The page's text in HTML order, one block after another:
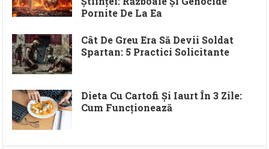
Pornite De La Ea
Cât De Greu Era Să Devii Soldat
Spartan: 5 Practici Solicitante
Dieta Cu Cartofi Și Iaurt În 3 Zile:
Cum Funcționează